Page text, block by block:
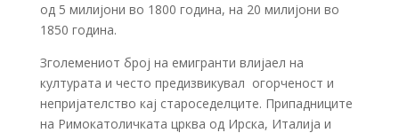
од 5 милијони во 1800 година, на 20 милијони во
1850 година.
Зголемениот број на емигранти влијаел на
културата и често предизвикувал огорченост и
непријателство кај староседелците. Припадниците
на Римокатоличката црква од Ирска, Италија и